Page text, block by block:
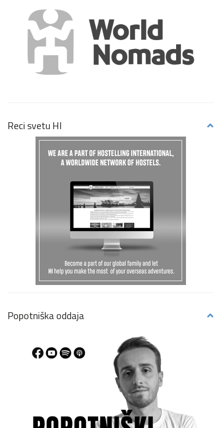
Reci svetu HI
Popotniška oddaja